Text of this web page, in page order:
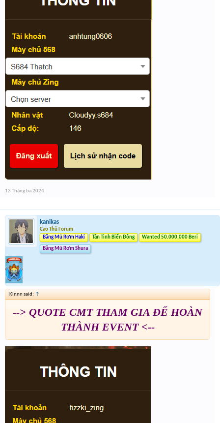
13 Tháng ba 2024
kanikas
Cao Thủ Forum
Băng Mũ Rơm Haki
Tân Tinh Biển Đông Wanted 50.000.000 Beri
Băng Mũ Rơm Shura
Kinnn said: ↑
--> QUOTE CMT THAM GIA ĐỂ HOÀN
THÀNH EVENT <--